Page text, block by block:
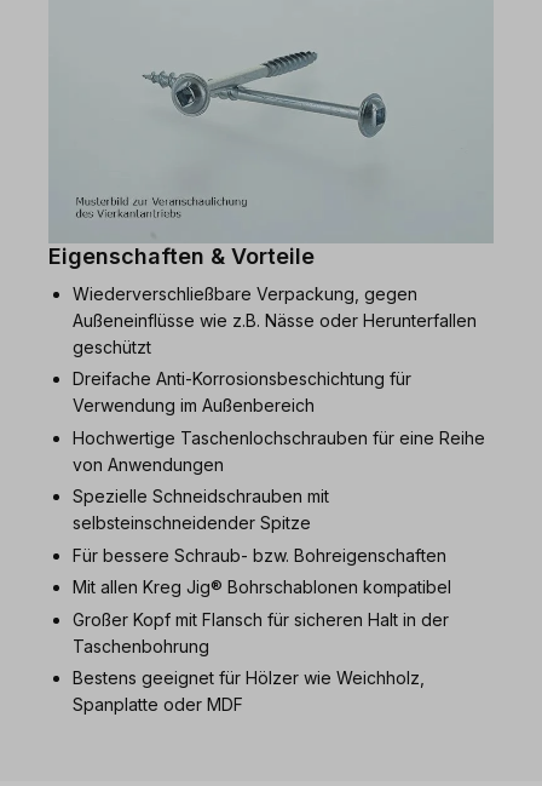
Eigenschaften & Vorteile
Wiederverschließbare Verpackung, gegen
Außeneinflüsse wie z.B. Nässe oder Herunterfallen
geschützt
Dreifache Anti-Korrosionsbeschichtung für
Verwendung im Außenbereich
Hochwertige Taschenlochschrauben für eine Reihe
von Anwendungen
Spezielle Schneidschrauben mit
selbsteinschneidender Spitze
Für bessere Schraub- bzw. Bohreigenschaften
Mit allen Kreg Jig® Bohrschablonen kompatibel
Großer Kopf mit Flansch für sicheren Halt in der
Taschenbohrung
Bestens geeignet für Hölzer wie Weichholz,
Spanplatte oder MDF